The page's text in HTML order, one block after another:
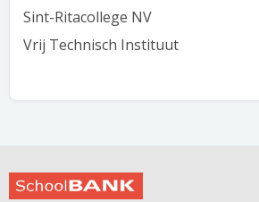
Sint-Ritacollege NV
Vrij Technisch Instituut